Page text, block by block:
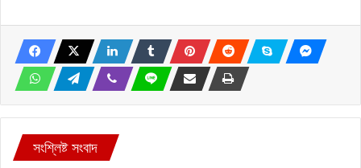
সংশ্লিষ্ট সংবাদ